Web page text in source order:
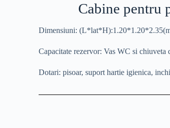
Cabine pentru
Dimensiuni:
Capacitate rezervor: Vas WC si chiuveta
Dotari: pisoar, suport hartie igienica,